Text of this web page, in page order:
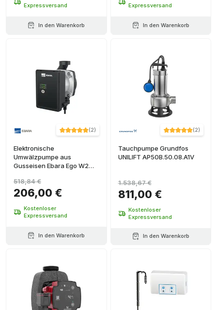
Expressversand
In den Warenkorb
Expressversand
In den Warenkorb
(2)
Elektronische
Umwälzpumpe aus
Gusseisen Ebara Ego W2
206,00 €
518,84 €
Kostenloser
Expressversand
In den Warenkorb
(2)
Tauchpumpe Grundfos
UNILIFT AP50B.50.08.A1V
811,00 €
1.538,67 €
Kostenloser
Expressversand
In den Warenkorb